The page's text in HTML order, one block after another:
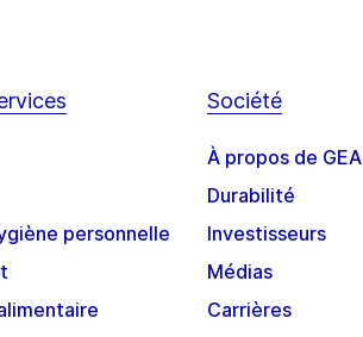
personnelle
Société
À propos de GEA
Durabilité
Investisseurs
Médias
Carrières